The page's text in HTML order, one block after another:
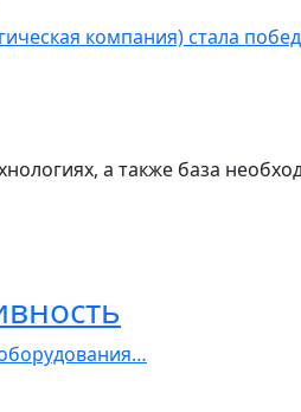
компания) стала
а также база